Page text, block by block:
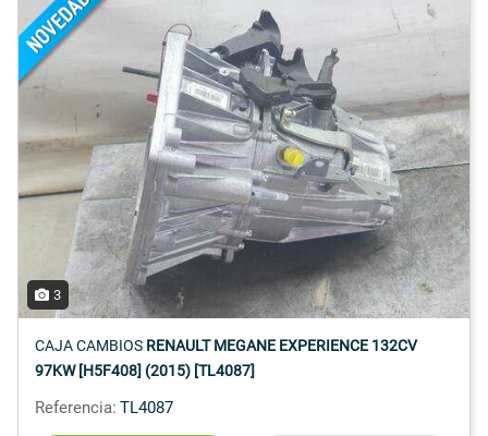
3
CAJA CAMBIOS RENAULT MEGANE EXPERIENCE 132CV
97KW [H5F408] (2015) [TL4087]
Referencia: TL4087